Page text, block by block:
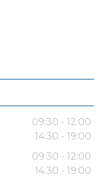
09:30 - 12:00
14:30 - 19:00
09:30 - 12:00
14:30 - 19:00